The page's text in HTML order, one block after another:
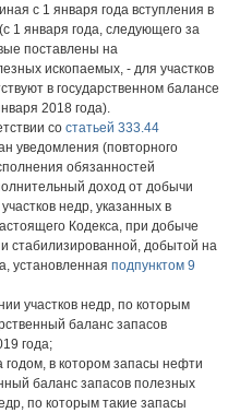
с 1 января года вступления в
1 января года, следующего за
поставлены на
ископаемых, - для участков
в государственном балансе
2018 года).
со статьей 333.44
уведомления (повторного
обязанностей
доход от добычи
недр, указанных в
Кодекса, при добыче
стабилизированной, добытой на
установленная подпунктом 9
участков недр, по которым
баланс запасов
года;
годом, в котором запасы нефти
баланс запасов полезных
по которым такие запасы